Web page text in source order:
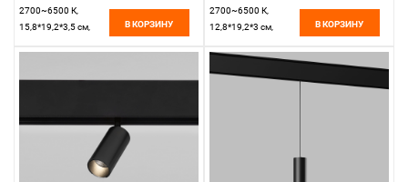
2700~6500 К,
15,8*19,2*3,5 см,
В КОРЗИНУ
2700~6500 К,
12,8*19,2*3 см,
Elektrostandard Slim
Magnetic 85071/01
В КОРЗИНУ